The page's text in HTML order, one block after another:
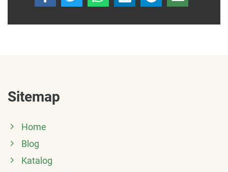
Sitemap
Home
Blog
Katalog